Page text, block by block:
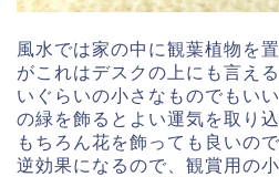
風水では家の中に観葉植物を
がこれはデスクの上にも言え
いぐらいの小さなものでもい
の緑を飾るとよい運気を取り
もちろん花を飾っても良いの
逆効果になるので、観賞用の